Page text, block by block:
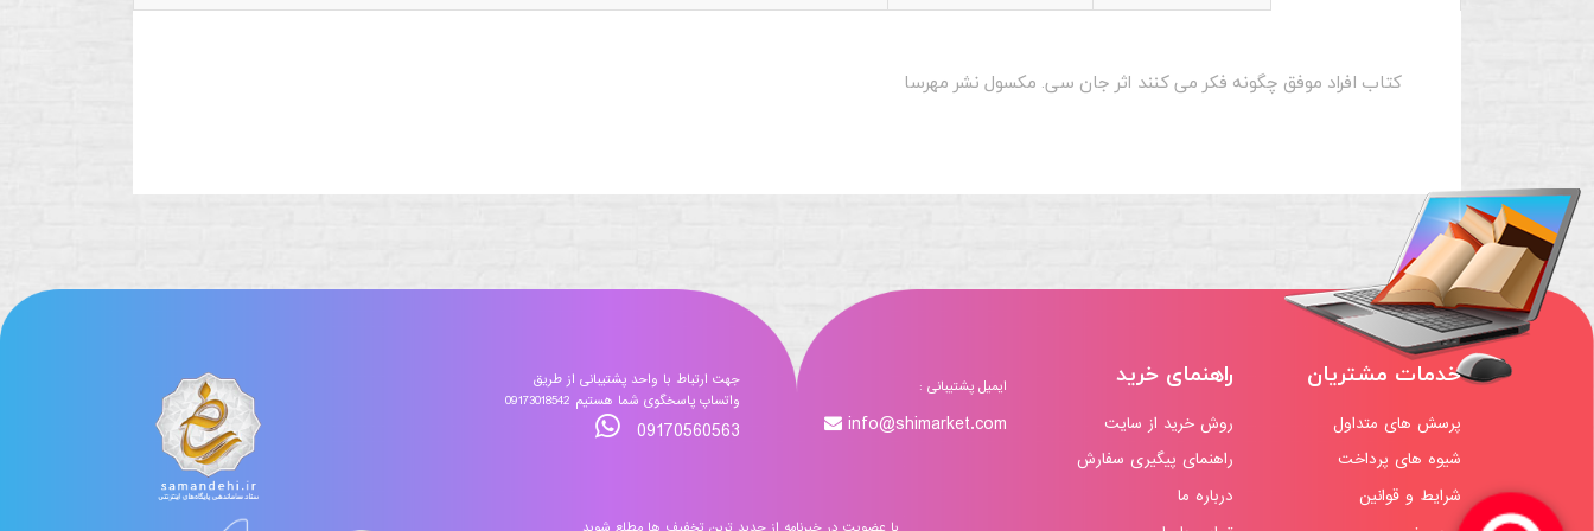
کتاب افراد موفق چگونه فکر می کنند اثر جان سی. مکسول نشر مهرسا
خدمات مشتریان
پرسش های متداول
شیوه های پرداخت
شرایط و قوانین
راهنمای خرید
روش خرید از سایت
راهنمای پیگیری سفارش
درباره ما
ایمیل پشتیبانی :
info@shimarket.com
جهت ارتباط با واحد پشتیبانی از طریق
واتساپ پاسخگوی شما هستیم 09173018542
09170560563
با عضویت در خبرنامه از جدید ترین تخفیف ها مطلع شوید